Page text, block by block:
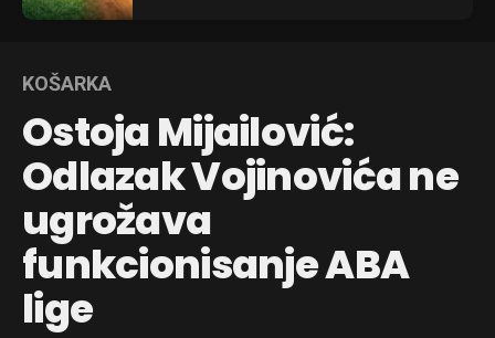
KOŠARKA
Ostoja Mijailović:
Odlazak Vojinovića ne
ugrožava
funkcionisanje ABA
lige